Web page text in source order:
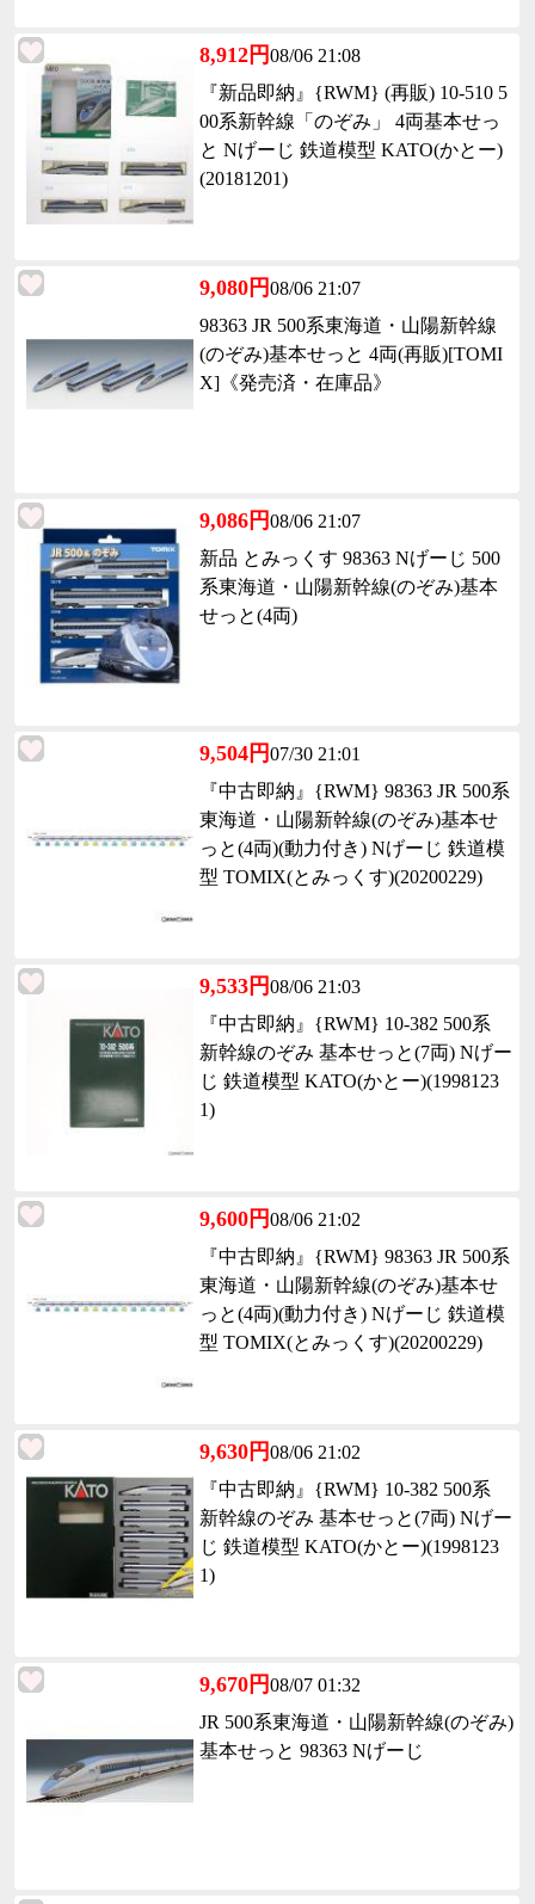
8,912円08/06 21:08
『新品即納』{RWM} (再販) 10-510 5
00系新幹線「のぞみ」 4両基本せっ
と Nげーじ 鉄道模型 KATO(かとー)
(20181201)
9,080円08/06 21:07
98363 JR 500系東海道・山陽新幹線
(のぞみ)基本せっと 4両(再販)[TOMI
X]《発売済・在庫品》
9,086円08/06 21:07
新品 とみっくす 98363 Nげーじ 500
系東海道・山陽新幹線(のぞみ)基本
せっと(4両)
9,504円07/30 21:01
『中古即納』{RWM} 98363 JR 500系
東海道・山陽新幹線(のぞみ)基本せ
っと(4両)(動力付き) Nげーじ 鉄道模
型 TOMIX(とみっくす)(20200229)
9,533円08/06 21:03
『中古即納』{RWM} 10-382 500系
新幹線のぞみ 基本せっと(7両) Nげー
じ 鉄道模型 KATO(かとー)(1998123
1)
9,600円08/06 21:02
『中古即納』{RWM} 98363 JR 500系
東海道・山陽新幹線(のぞみ)基本せ
っと(4両)(動力付き) Nげーじ 鉄道模
型 TOMIX(とみっくす)(20200229)
9,630円08/06 21:02
『中古即納』{RWM} 10-382 500系
新幹線のぞみ 基本せっと(7両) Nげー
じ 鉄道模型 KATO(かとー)(1998123
1)
9,670円08/07 01:32
JR 500系東海道・山陽新幹線(のぞみ)
基本せっと 98363 Nげーじ